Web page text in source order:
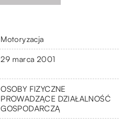
Motoryzacja
29 marca 2001
OSOBY FIZYCZNE
PROWADZĄCE DZIAŁALNOŚĆ
GOSPODARCZĄ